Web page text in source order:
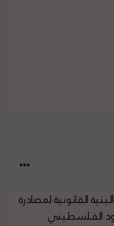
القانونية لمصادرة
الفلسطيني